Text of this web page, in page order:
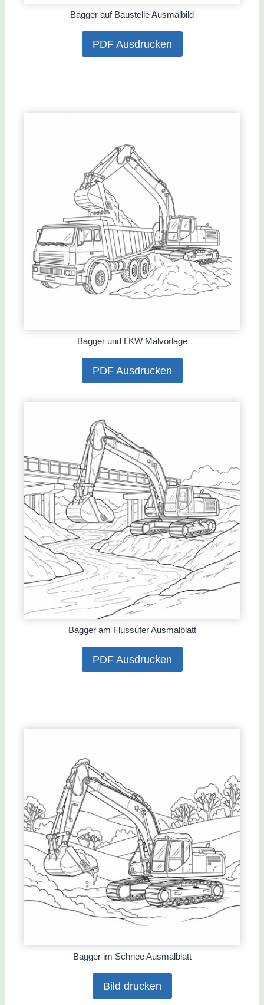
Bagger auf Baustelle Ausmalbild
PDF Ausdrucken
Bagger und LKW Malvorlage
PDF Ausdrucken
Bagger am Flussufer Ausmalblatt
PDF Ausdrucken
Bagger im Schnee Ausmalblatt
Bild drucken